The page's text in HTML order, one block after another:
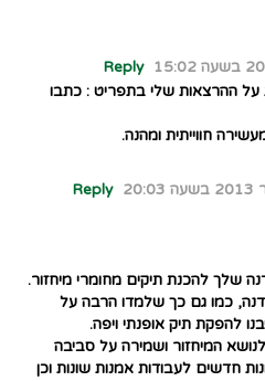
Reply
ההרצאות שלי בתפריט : כתבו
חווייתית ומהנה.
Reply
שלך להכנת תיקים מחומרי מיחזור.
כמו גם כך שלמדו הרבה על
להפקת תיק אופנתי ויפה.
המיחזור ושמירה על סביבה
חדשים לעבודות אמנות שונות וכן